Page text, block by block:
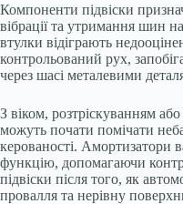
Компоненти підвіски
вібрації та утримання шин
втулки відіграють
контрольований рух,
через шасі металевими
З віком, розтріскуванням
можуть почати помічати
керованості. Амортизатори
функцію, допомагаючи
підвіски після того, як
провалля та нерівну